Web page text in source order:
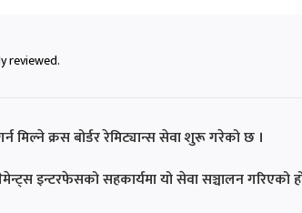
reviewed.
मिल्ने क्रस बोर्डर रेमिट्यान्स सेवा शुरू गरेको छ ।
इन्टरफेसको सहकार्यमा यो सेवा सञ्चालन गरिएको